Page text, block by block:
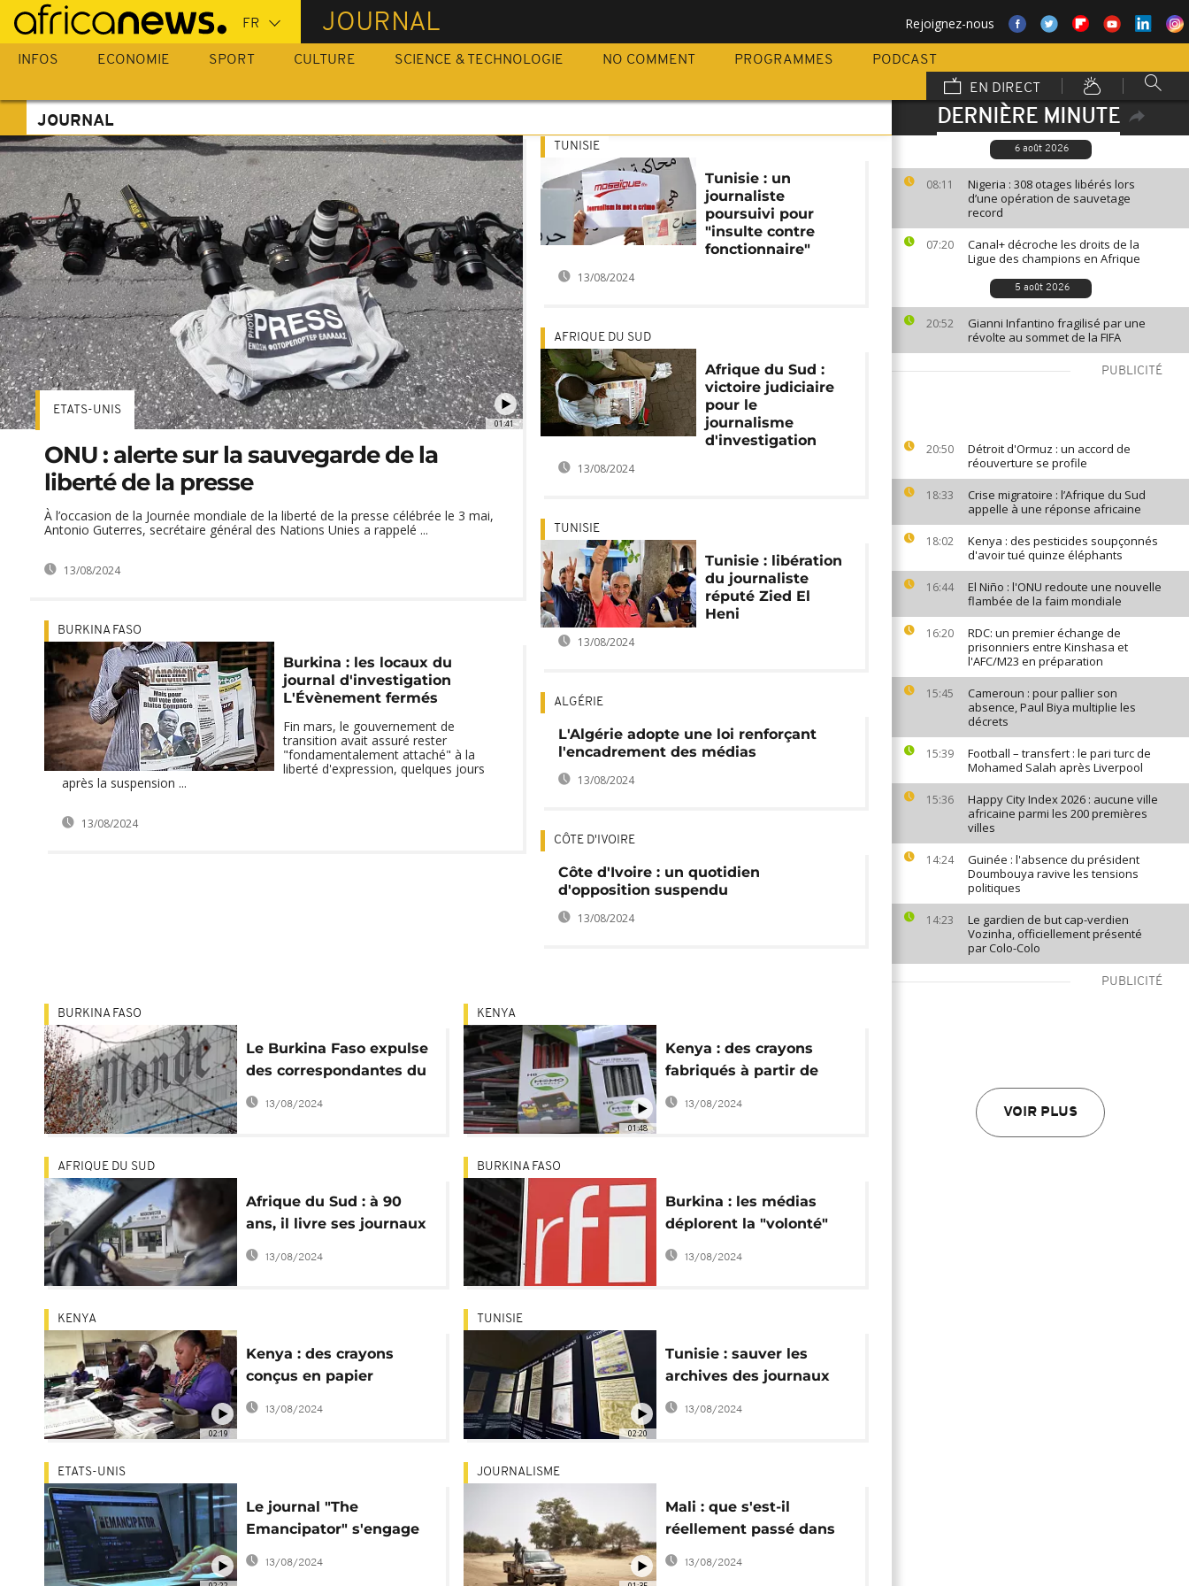
Passer
au
contenu
JOURNAL Rejoignez-nous
INFOS ECONOMIE SPORT CULTURE SCIENCE & TECHNOLOGIE NO COMMENT PROGRAMMES
PODCAST
EN DIRECT
DERNIÈRE MINUTE
6 août 2026
08:11
Nigeria : 308 otages libérés lors
d’une opération de sauvetage
record
07:20
Canal+ décroche les droits de la
Ligue des champions en Afrique
5 août 2026
20:52
Gianni Infantino fragilisé par une
révolte au sommet de la FIFA
PUBLICITÉ
20:50
Détroit d'Ormuz : un accord de
réouverture se profile
18:33
Crise migratoire : l’Afrique du Sud
appelle à une réponse africaine
18:02
Kenya : des pesticides soupçonnés
d'avoir tué quinze éléphants
16:44
El Niño : l'ONU redoute une nouvelle
flambée de la faim mondiale
16:20
RDC: un premier échange de
prisonniers entre Kinshasa et
l'AFC/M23 en préparation
15:45
Cameroun : pour pallier son
absence, Paul Biya multiplie les
décrets
15:39
Football – transfert : le pari turc de
Mohamed Salah après Liverpool
15:36
Happy City Index 2026 : aucune ville
africaine parmi les 200 premières
villes
14:24
Guinée : l'absence du président
Doumbouya ravive les tensions
politiques
14:23
Le gardien de but cap-verdien
Vozinha, officiellement présenté
par Colo-Colo
PUBLICITÉ
VOIR PLUS
JOURNAL
01:41
ETATS-UNIS
ONU : alerte sur la sauvegarde de la
liberté de la presse
À l’occasion de la Journée mondiale de la liberté de la presse célébrée le 3 mai,
Antonio Guterres, secrétaire général des Nations Unies a rappelé ...
13/08/2024
BURKINA FASO
Burkina : les locaux du
journal d'investigation
L'Évènement fermés
Fin mars, le gouvernement de
transition avait assuré rester
"fondamentalement attaché" à la
liberté d'expression, quelques jours
après la suspension ...
13/08/2024
TUNISIE
Tunisie : un
journaliste
poursuivi pour
"insulte contre
fonctionnaire"
13/08/2024
AFRIQUE DU SUD
Afrique du Sud :
victoire judiciaire
pour le
journalisme
d'investigation
13/08/2024
TUNISIE
Tunisie : libération
du journaliste
réputé Zied El
Heni
13/08/2024
ALGÉRIE
L'Algérie adopte une loi renforçant
l'encadrement des médias
13/08/2024
CÔTE D'IVOIRE
Côte d'Ivoire : un quotidien
d'opposition suspendu
13/08/2024
BURKINA FASO
Le Burkina Faso expulse
des correspondantes du
Monde et de Libération
13/08/2024
01:48
KENYA
Kenya : des crayons
fabriqués à partir de
vieux journaux
13/08/2024
AFRIQUE DU SUD
Afrique du Sud : à 90
ans, il livre ses journaux
dans le désert
13/08/2024
BURKINA FASO
Burkina : les médias
déplorent la "volonté"
de "contrôler
l'information"
13/08/2024
02:19
KENYA
Kenya : des crayons
conçus en papier
recyclé
13/08/2024
02:20
TUNISIE
Tunisie : sauver les
archives des journaux
par la numérisation
13/08/2024
ETATS-UNIS
Le journal "The
Emancipator" s'engage
dans la lutte contre le
racisme
13/08/2024
JOURNALISME
Mali : que s'est-il
réellement passé dans
le village de Bounti ?
13/08/2024